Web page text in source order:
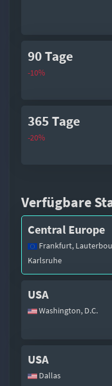
90 Tage
-10%
365 Tage
-20%
Verfügbare
Central Europe
Frankfurt,
Karlsruhe
USA
Washington, D.C.
USA
Dallas